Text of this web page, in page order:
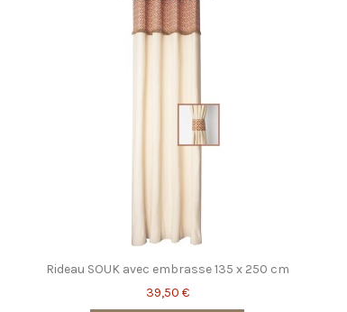
Rideau SOUK avec embrasse 135 x 250 cm
39,50 €